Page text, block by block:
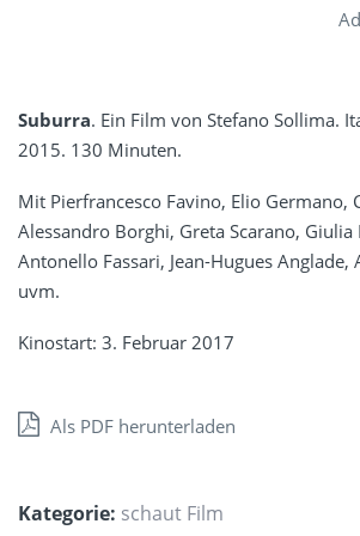
Suburra. Ein Film von Stefano Sollima.
2015. 130 Minuten.
Mit Pierfrancesco Favino, Elio Germano,
Alessandro Borghi, Greta Scarano,
Antonello Fassari, Jean-Hugues Anglade,
uvm.
Kinostart: 3. Februar 2017
Als PDF herunterladen
Kategorie: schaut Film